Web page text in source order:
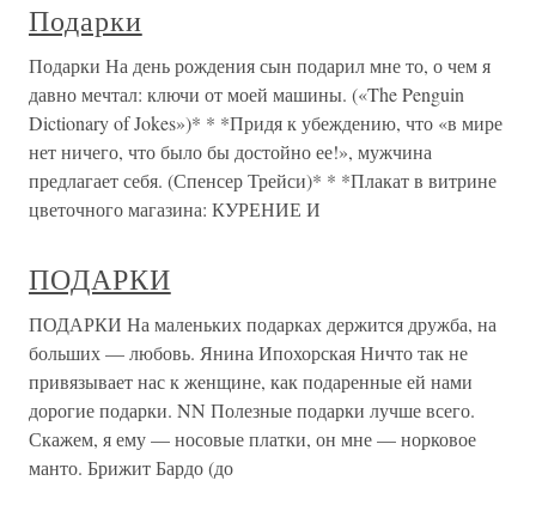
Подарки
Подарки На день рождения сын подарил мне то, о чем я
давно мечтал: ключи от моей машины. («The Penguin
Dictionary of Jokes»)* * *Придя к убеждению, что «в мире
нет ничего, что было бы достойно ее!», мужчина
предлагает себя. (Спенсер Трейси)* * *Плакат в витрине
цветочного магазина: КУРЕНИЕ И
ПОДАРКИ
ПОДАРКИ На маленьких подарках держится дружба, на
больших — любовь. Янина Ипохорская Ничто так не
привязывает нас к женщине, как подаренные ей нами
дорогие подарки. NN Полезные подарки лучше всего.
Скажем, я ему — носовые платки, он мне — норковое
манто. Брижит Бардо (до